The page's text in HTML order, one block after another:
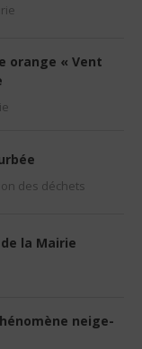
orange « Vent
des déchets
la Mairie
neige-